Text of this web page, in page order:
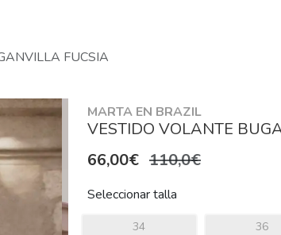
FUCSIA
MARTA EN BRAZIL
VESTIDO VOLANTE
66,00€ 110,0€
Seleccionar talla
34 36